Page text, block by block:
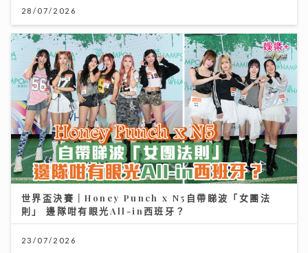
28/07/2026
世界盃決賽｜Honey Punch x N5自帶睇波「女團法
則」 邊隊咁有眼光All-in西班牙？
23/07/2026